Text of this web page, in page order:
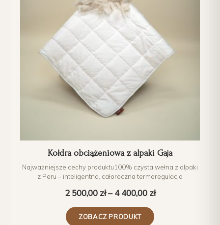
Kołdra obciążeniowa z alpaki Gaja
Najważniejsze cechy produktu100% czysta wełna z alpaki
z Peru – inteligentna, całoroczna termoregulacja
2 500,00 zł – 4 400,00 zł
ZOBACZ PRODUKT